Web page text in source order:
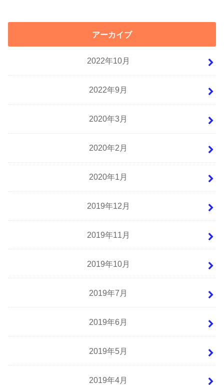
アーカイブ
2022年10月
2022年9月
2020年3月
2020年2月
2020年1月
2019年12月
2019年11月
2019年10月
2019年7月
2019年6月
2019年5月
2019年4月